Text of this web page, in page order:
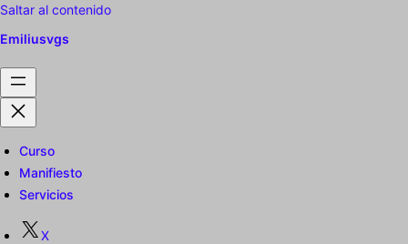
Saltar al contenido
Emiliusvgs
Curso
Manifiesto
Servicios
X